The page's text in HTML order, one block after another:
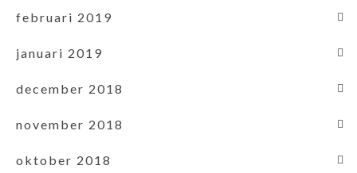
februari 2019
januari 2019
december 2018
november 2018
oktober 2018